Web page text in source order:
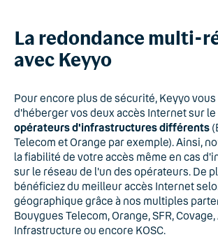
La redondance multi-
avec Keyyo
Pour encore plus de sécurité, Keyyo
d'héberger vos deux accès Internet sur le
opérateurs d'infrastructures différents
Telecom et Orange par exemple). Ainsi,
la fiabilité de votre accès même en cas
sur le réseau de l'un des opérateurs. De
bénéficiez du meilleur accès Internet
géographique grâce à nos multiples
Bouygues Telecom, Orange, SFR,
Infrastructure ou encore KOSC.